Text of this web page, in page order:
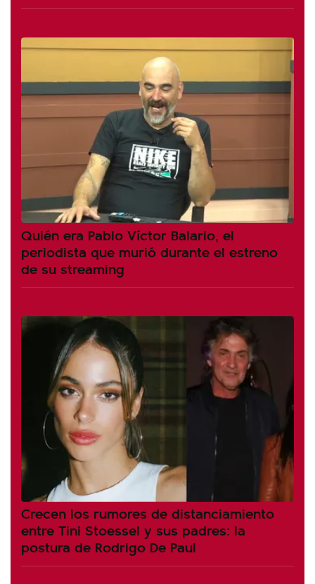
Quién era Pablo Víctor Balario, el
periodista que murió durante el estreno
de su streaming
Crecen los rumores de distanciamiento
entre Tini Stoessel y sus padres: la
postura de Rodrigo De Paul